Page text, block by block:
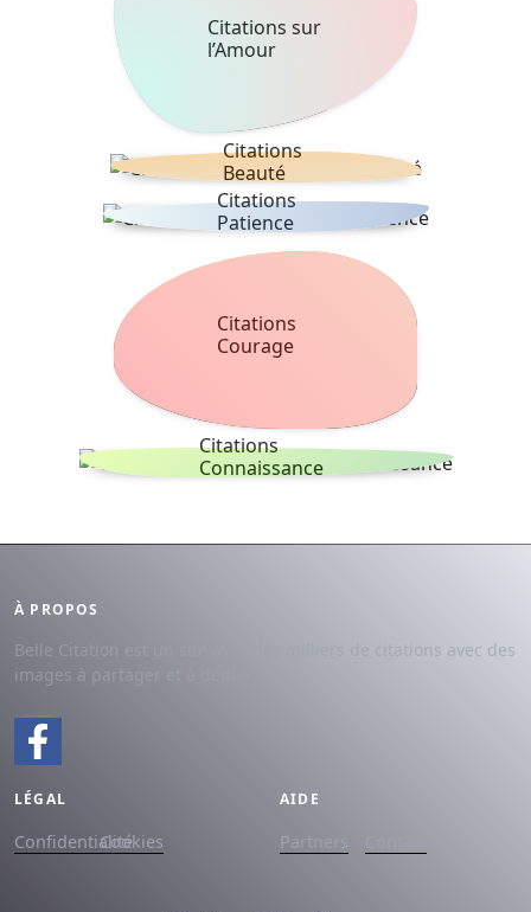
Citations sur
l’Amour
Citations
Beauté
Citations
Patience
Citations
Courage
Citations
Connaissance
À PROPOS
Belle Citation est un site avec des milliers de citations avec des
images à partager et à dédier.
LÉGAL
ConfidentialitéCookies
AIDE
Partners